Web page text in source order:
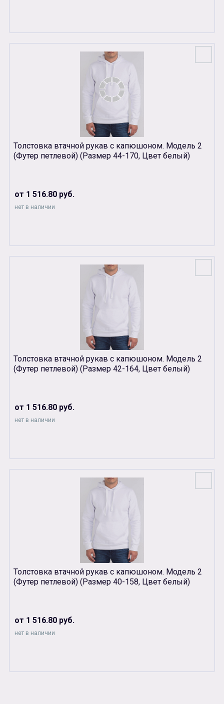
Толстовка втачной рукав с капюшоном. Модель 2
(Футер петлевой) (Размер 44-170, Цвет белый)
от 1 516.80 руб.
нет в наличии
Толстовка втачной рукав с капюшоном. Модель 2
(Футер петлевой) (Размер 42-164, Цвет белый)
от 1 516.80 руб.
нет в наличии
Толстовка втачной рукав с капюшоном. Модель 2
(Футер петлевой) (Размер 40-158, Цвет белый)
от 1 516.80 руб.
нет в наличии